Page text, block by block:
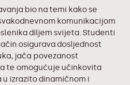
bio na temi kako se
komunikacijom
diljem svijeta. Studenti
osigurava dosljednost
jača povezanost
te omogućuje učinkovita
izrazito dinamičnom i